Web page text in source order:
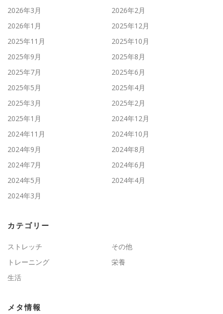
2026年3月
2026年2月
2026年1月
2025年12月
2025年11月
2025年10月
2025年9月
2025年8月
2025年7月
2025年6月
2025年5月
2025年4月
2025年3月
2025年2月
2025年1月
2024年12月
2024年11月
2024年10月
2024年9月
2024年8月
2024年7月
2024年6月
2024年5月
2024年4月
2024年3月
カテゴリー
ストレッチ
その他
トレーニング
栄養
生活
メタ情報